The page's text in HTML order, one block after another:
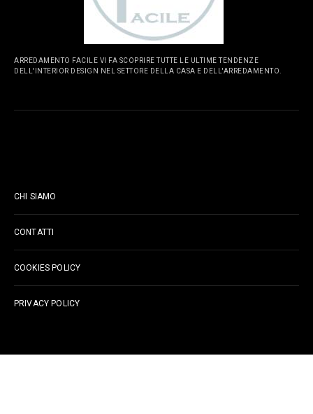
ARREDAMENTO FACILE VI FA SCOPRIRE TUTTE LE ULTIME TENDENZE
DELL'INTERIOR DESIGN NEL SETTORE DELLA CASA E DELL'ARREDAMENTO.
CHI SIAMO
CONTATTI
COOKIES POLICY
PRIVACY POLICY